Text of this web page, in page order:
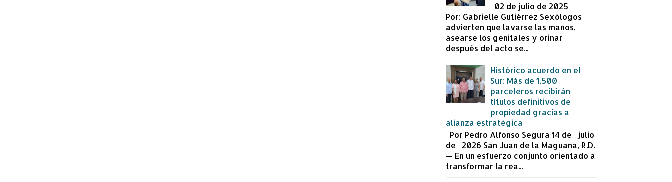
02 de julio de 2025
Por: Gabrielle Gutiérrez Sexólogos
advierten que lavarse las manos,
asearse los genitales y orinar
después del acto se...
Histórico acuerdo en el
Sur: Más de 1,500
parceleros recibirán
títulos definitivos de
propiedad gracias a
alianza estratégica
Por Pedro Alfonso Segura 14 de julio
de 2026 San Juan de la Maguana, R.D.
— En un esfuerzo conjunto orientado a
transformar la rea...